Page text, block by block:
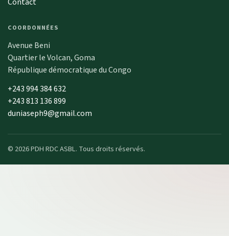
COORDONNÉES
Avenue Beni
Quartier le Volcan, Goma
République démocratique du Congo
+243 994 384 632
+243 813 136 899
duniaseph9@gmail.com
© 2026 PDH RDC ASBL. Tous droits réservés.